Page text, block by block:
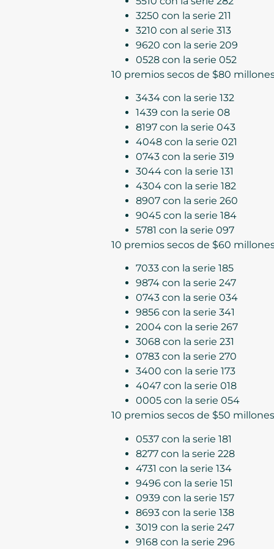
3250 con la serie 211
3210 con al serie 313
9620 con la serie 209
0528 con la serie 052
10 premios secos de $80
3434 con la serie 132
1439 con la serie 08
8197 con la serie 043
4048 con la serie 021
0743 con la serie 319
3044 con la serie 131
4304 con la serie 182
8907 con la serie 260
9045 con la serie 184
5781 con la serie 097
10 premios secos de $60
7033 con la serie 185
9874 con la serie 247
0743 con la serie 034
9856 con la serie 341
2004 con la serie 267
3068 con la serie 231
0783 con la serie 270
3400 con la serie 173
4047 con la serie 018
0005 con la serie 054
10 premios secos de $50 millones
0537 con la serie 181
8277 con la serie 228
4731 con la serie 134
9496 con la serie 151
0939 con la serie 157
8693 con la serie 138
3019 con la serie 247
9168 con la serie 296